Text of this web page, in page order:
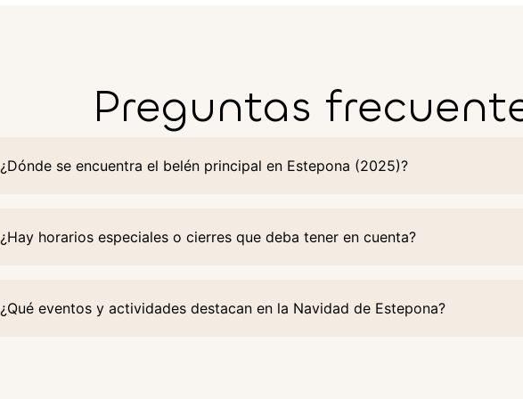
Preguntas
¿Dónde se encuentra el belén principal en Estepona (2025)?
¿Hay horarios especiales o cierres que deba tener en cuenta?
¿Qué eventos y actividades destacan en la Navidad de Estepona?